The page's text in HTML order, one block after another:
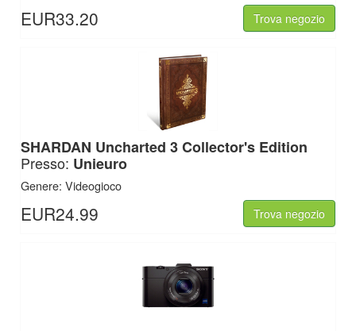
EUR33.20 Trova negozio
SHARDAN Uncharted 3 Collector's Edition
Presso: Unieuro
Genere: Videogioco
EUR24.99 Trova negozio